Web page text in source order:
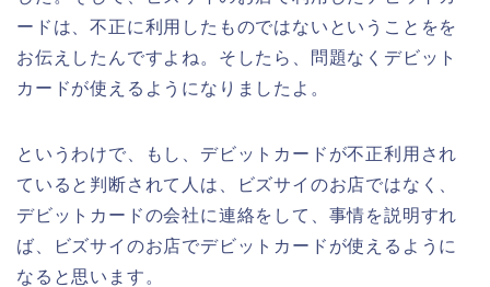
ードは、不正に利用したものではないということをを
お伝えしたんですよね。そしたら、問題なくデビット
カードが使えるようになりましたよ。
というわけで、もし、デビットカードが不正利用され
ていると判断されて人は、ビズサイのお店ではなく、
デビットカードの会社に連絡をして、事情を説明すれ
ば、ビズサイのお店でデビットカードが使えるように
なると思います。